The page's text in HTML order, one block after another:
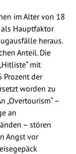
im Alter von 18
Hauptfaktor
heraus.
Anteil. Die
mit
Prozent der
worden zu
„Overtourism“ –
an
– stören
Angst vor